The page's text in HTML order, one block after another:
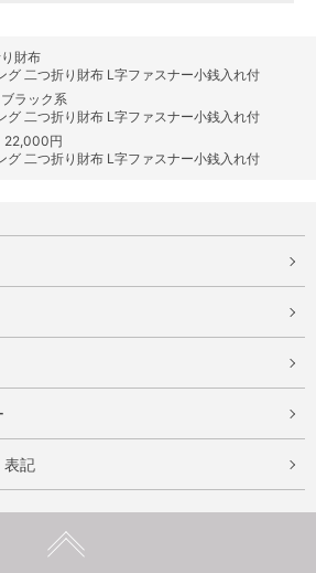
財布
グ 二つ折り財布 L字ファスナー小銭入れ付
ラック系
グ 二つ折り財布 L字ファスナー小銭入れ付
22,000円
グ 二つ折り財布 L字ファスナー小銭入れ付
表記